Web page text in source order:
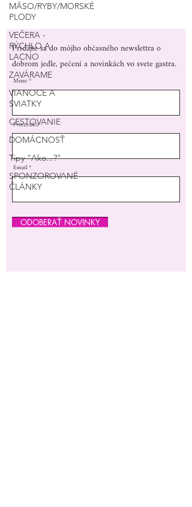
MÄSO/RYBY/MORSKÉ
PLODY
VEČERA -
RÝCHLO A
LACNO
ZAVÁRAME
VIANOCE A
SVIATKY
CESTOVANIE
DOMÁCNOSŤ
Tipy "Ako...?"
SPONZOROVANÉ
ČLÁNKY
Pridajte sa do môjho občasného newslettra o
dobrom jedle, pečení a novinkách vo svete gastra.
Meno
Priezvisko
Email
ODOBERAŤ NOVINKY